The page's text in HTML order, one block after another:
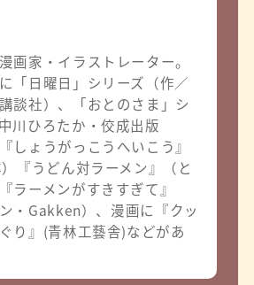
画家・イラストレーター。
「日曜日」シリーズ（作／
談社）、「おとのさま」シ
川ひろたか・佼成出版
しょうがっこうへいこう』
）『うどん対ラーメン』（と
ラーメンがすきすぎて』
・Gakken）、漫画に『クッ
り』(青林工藝舎)などがあ